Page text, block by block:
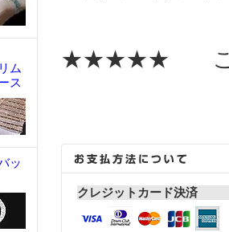
ム
ス
ッ
★★★★★ こ
クレジットカード決済